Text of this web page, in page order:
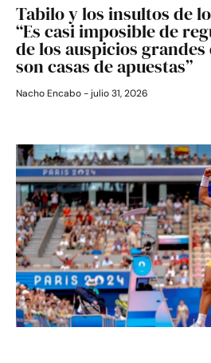
Tabilo y los insultos de
“Es casi imposible de
de los auspicios
son casas de apuestas”
Nacho Encabo julio 31, 2026